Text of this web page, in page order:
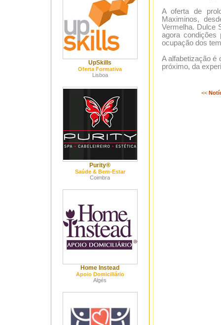
UpSkills
Oferta Formativa
Lisboa
Purity®
Saúde & Bem-Estar
Coimbra
Home Instead
Apoio Domiciliário
Algés
A oferta de
Maximinos,
Vermelha. Dulce
agora condições
ocupação dos
A alfabetização é
próximo, da
<<